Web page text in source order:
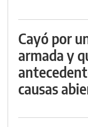
Cayó por
armada y
causas